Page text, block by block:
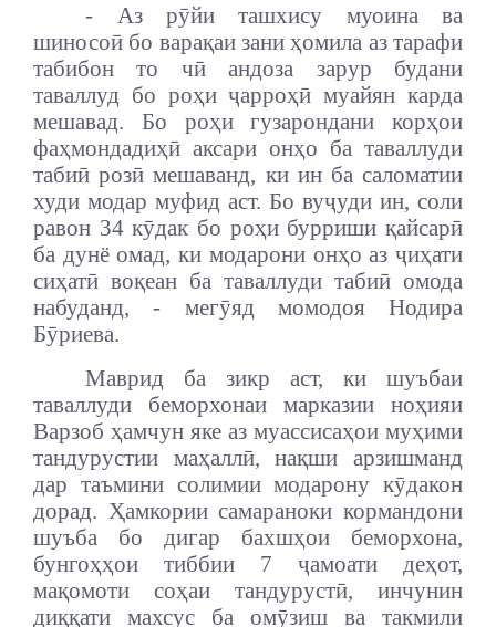
- Аз рӯйи ташхису муоина ва
шиносоӣ бо варақаи зани ҳомила аз тарафи
табибон то чӣ андоза зарур будани
таваллуд бо роҳи ҷарроҳӣ муайян карда
мешавад. Бо роҳи гузарондани корҳои
фаҳмондадиҳӣ аксари онҳо ба таваллуди
табиӣ розӣ мешаванд, ки ин ба саломатии
худи модар муфид аст. Бо вуҷуди ин, соли
равон 34 кӯдак бо роҳи бурриши қайсарӣ
ба дунё омад, ки модарони онҳо аз ҷиҳати
сиҳатӣ воқеан ба таваллуди табиӣ омода
набуданд, - мегӯяд момодоя Нодира
Бӯриева.
Маврид ба зикр аст, ки шуъбаи
таваллуди беморхонаи марказии ноҳияи
Варзоб ҳамчун яке аз муассисаҳои муҳими
тандурустии маҳаллӣ, нақши арзишманд
дар таъмини солимии модарону кӯдакон
дорад. Ҳамкории самараноки кормандони
шуъба бо дигар бахшҳои беморхона,
бунгоҳҳои тиббии 7 ҷамоати деҳот,
мақомоти соҳаи тандурустӣ, инчунин
диққати махсус ба омӯзиш ва такмили